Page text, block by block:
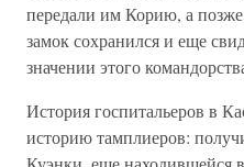
передали им Корию, а
замок сохранился и еще
значении этого
История госпитальеров в
историю тамплиеров: